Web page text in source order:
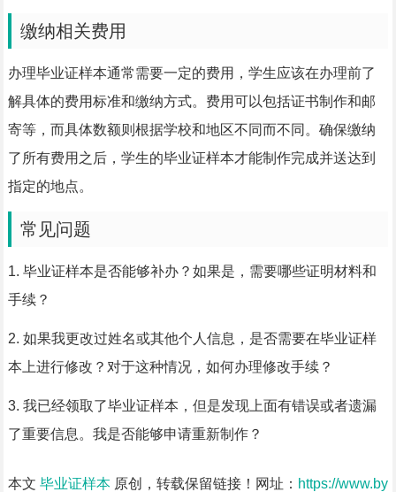
缴纳相关费用
办理毕业证样本通常需要一定的费用，学生应该在办理前了
解具体的费用标准和缴纳方式。费用可以包括证书制作和邮
寄等，而具体数额则根据学校和地区不同而不同。确保缴纳
了所有费用之后，学生的毕业证样本才能制作完成并送达到
指定的地点。
常见问题
1. 毕业证样本是否能够补办？如果是，需要哪些证明材料和
手续？
2. 如果我更改过姓名或其他个人信息，是否需要在毕业证样
本上进行修改？对于这种情况，如何办理修改手续？
3. 我已经领取了毕业证样本，但是发现上面有错误或者遗漏
了重要信息。我是否能够申请重新制作？
本文 毕业证样本原创，转载保留链接！网址： https://www.by